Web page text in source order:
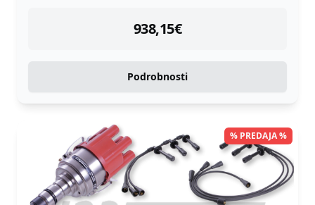
938,15€
instock
Podrobnosti
% PREDAJA %